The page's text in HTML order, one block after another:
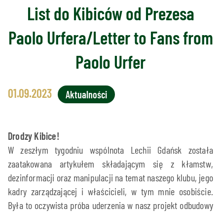
List do Kibiców od Prezesa
Paolo Urfera/Letter to Fans from
Paolo Urfer
01.09.2023 Aktualności
Drodzy Kibice!
W zeszłym tygodniu wspólnota Lechii Gdańsk została
zaatakowana artykułem składającym się z kłamstw,
dezinformacji oraz manipulacji na temat naszego klubu, jego
kadry zarządzającej i właścicieli, w tym mnie osobiście.
Była to oczywista próba uderzenia w nasz projekt odbudowy